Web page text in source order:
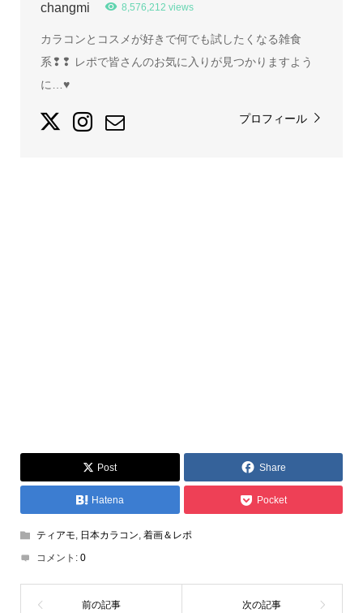
changmi 8,576,212 views
カラコンとコスメが好きで何でも試したくなる雑食
系❢❢ レポで皆さんのお気に入りが見つかりますよう
に…♥
プロフィール
Post Share
Hatena Pocket
ティアモ, 日本カラコン, 着画＆レポ
コメント: 0